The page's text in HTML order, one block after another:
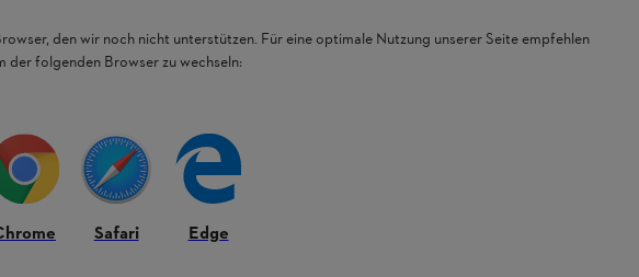
den wir noch nicht unterstützen. Für eine optimale Nutzung unserer Seite empfehlen
der folgenden Browser zu wechseln:
Safari Edge